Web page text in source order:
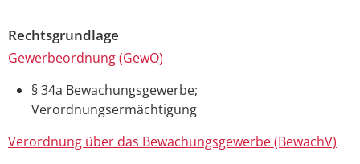
Rechtsgrundlage
Gewerbeordnung (GewO)
§ 34a Bewachungsgewerbe;
Verordnungsermächtigung
Verordnung über das Bewachungsgewerbe (BewachV)